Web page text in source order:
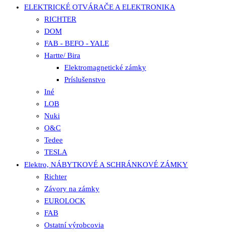
ELEKTRICKÉ OTVÁRAČE A ELEKTRONIKA
RICHTER
DOM
FAB - BEFO - YALE
Hartte/ Bira
Elektromagnetické zámky
Príslušenstvo
Iné
LOB
Nuki
O&C
Tedee
TESLA
Elektro, NÁBYTKOVÉ A SCHRÁNKOVÉ ZÁMKY
Richter
Závory na zámky
EUROLOCK
FAB
Ostatní výrobcovia